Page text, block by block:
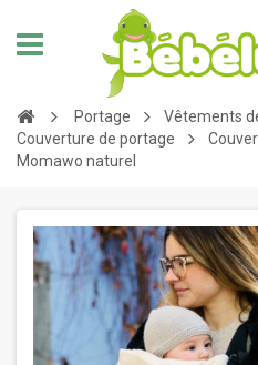
Portage
Vêtements
Couverture de portage
Momawo naturel